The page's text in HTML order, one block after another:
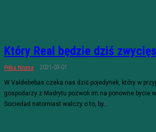
Który Real będzie dziś
Piłka Nożna 2021-03-01
W Valdebebas czeka nas dziś pojedynek, który w
gospodarzy z Madrytu pozwoli im na ponowne bycie
Sociedad natomiast walczy o to, by...